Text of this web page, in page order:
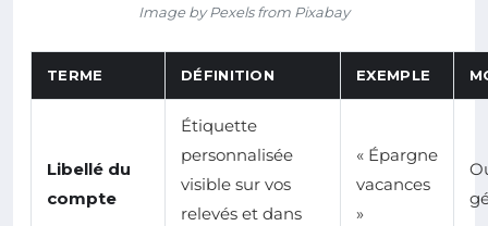
Image by Pexels from Pixabay
TERME DÉFINITION EXEMPLE
Libellé du
compte
Étiquette
personnalisée
visible sur vos
relevés et dans
« Épargne
vacances
»